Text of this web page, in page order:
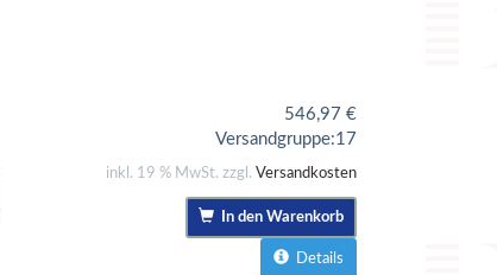
546,97 €
Versandgruppe:17
inkl. 19 % MwSt. zzgl. Versandkosten
In den Warenkorb
Details